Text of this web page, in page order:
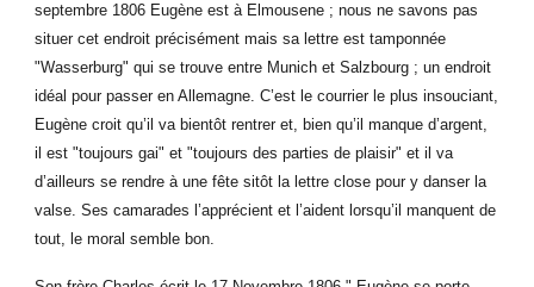
septembre 1806 Eugène est à Elmousene ; nous ne savons pas
situer cet endroit précisément mais sa lettre est tamponnée
"Wasserburg" qui se trouve entre Munich et Salzbourg ; un endroit
idéal pour passer en Allemagne. C’est le courrier le plus insouciant,
Eugène croit qu’il va bientôt rentrer et, bien qu’il manque d’argent,
il est "toujours gai" et "toujours des parties de plaisir" et il va
d’ailleurs se rendre à une fête sitôt la lettre close pour y danser la
valse. Ses camarades l’apprécient et l’aident lorsqu’il manquent de
tout, le moral semble bon.